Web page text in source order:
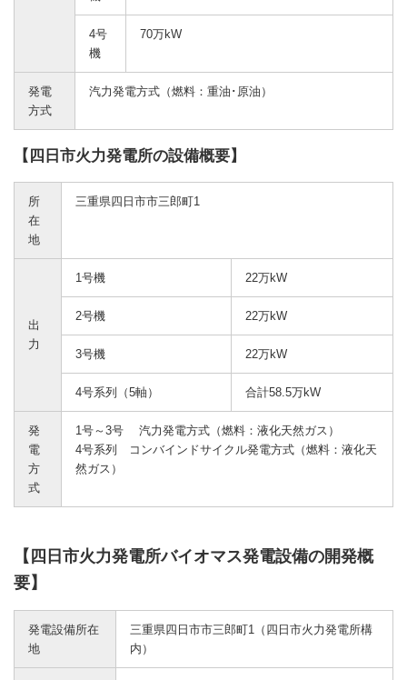
4号
機
70万kW
発電
方式
汽力発電方式（燃料：重油･原油）
【四日市火力発電所の設備概要】
所
在
地
三重県四日市市三郎町1
出
力
1号機 22万kW
2号機 22万kW
3号機 22万kW
4号系列（5軸） 合計58.5万kW
発
電
方
式
1号～3号 汽力発電方式（燃料：液化天然ガス）
4号系列 コンバインドサイクル発電方式（燃料：液化天
然ガス）
【四日市火力発電所バイオマス発電設備の開発概
要】
発電設備所在
地
三重県四日市市三郎町1（四日市火力発電所構
内）